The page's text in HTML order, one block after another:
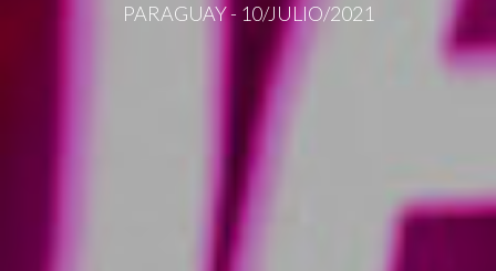
PARAGUAY - 10/JULIO/2021